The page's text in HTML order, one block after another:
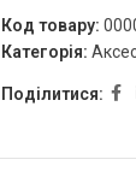
Код товару:
Категорія:
Поділитися: